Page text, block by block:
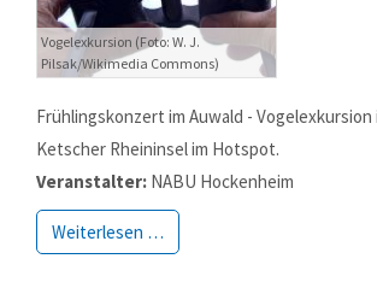
Vogelexkursion (Foto: W. J.
Pilsak/Wikimedia Commons)
Frühlingskonzert im Auwald - Vogelexkursion
Ketscher Rheininsel im Hotspot.
Veranstalter: NABU Hockenheim
Weiterlesen …